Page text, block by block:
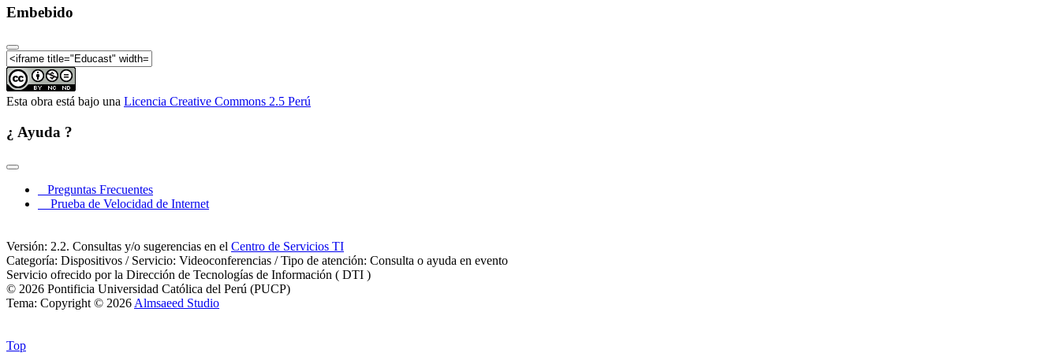
Embebido
Esta obra está bajo una Licencia Creative Commons 2.5 Perú
¿ Ayuda ?
Preguntas Frecuentes
Prueba de Velocidad de Internet
Versión: 2.2. Consultas y/o sugerencias en el Centro de Servicios TI
Categoría: Dispositivos / Servicio: Videoconferencias / Tipo de atención: Consulta o ayuda en evento
Servicio ofrecido por la Dirección de Tecnologías de Información ( DTI )
© 2026 Pontificia Universidad Católica del Perú (PUCP)
Tema: Copyright © 2026 Almsaeed Studio
Top